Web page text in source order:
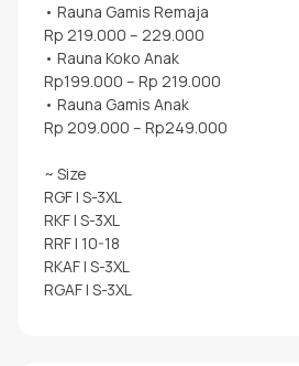
• Rauna Gamis Remaja
Rp 219.000 – 229.000
• Rauna Koko Anak
Rp199.000 – Rp 219.000
• Rauna Gamis Anak
Rp 209.000 – Rp249.000
~ Size
RGF | S-3XL
RKF | S-3XL
RRF | 10-18
RKAF | S-3XL
RGAF | S-3XL